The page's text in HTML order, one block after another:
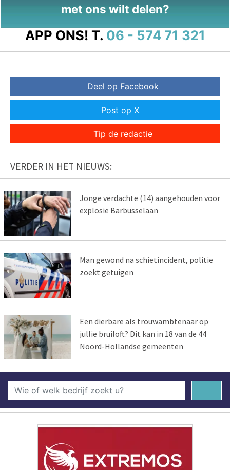
met ons wilt delen?
APP ONS! T. 06 - 574 71 321
Deel op Facebook
Post op X
Tip de redactie
VERDER IN HET NIEUWS:
Jonge verdachte (14) aangehouden voor
explosie Barbusselaan
Man gewond na schietincident, politie
zoekt getuigen
Een dierbare als trouwambtenaar op
jullie bruiloft? Dit kan in 18 van de 44
Noord-Hollandse gemeenten